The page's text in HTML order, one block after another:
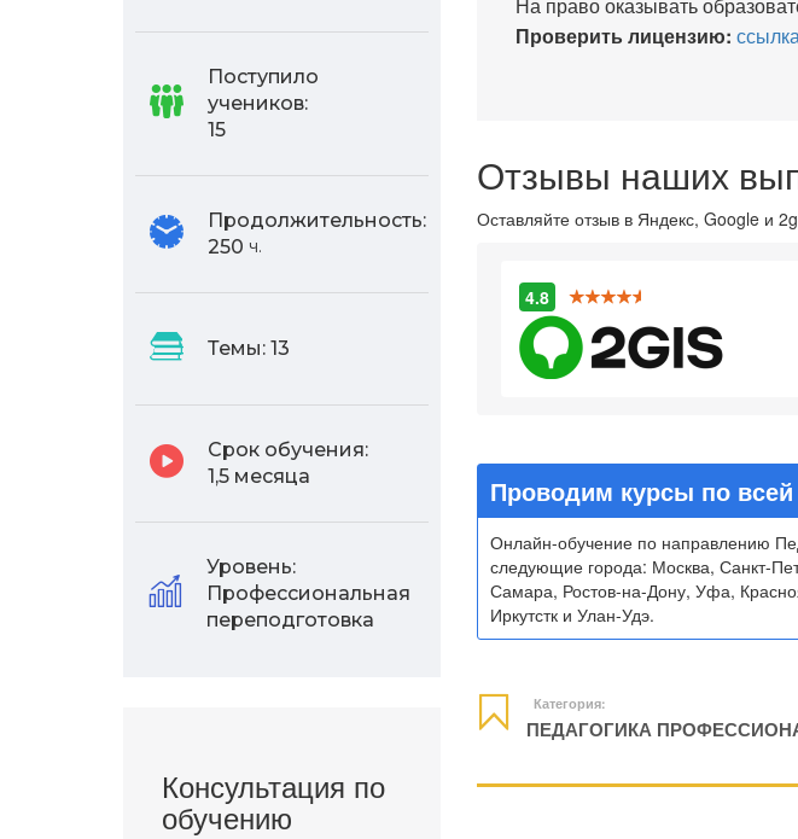
Поступило
учеников:
15
Продолжительность:
250 ч.
Темы: 13
Срок обучения:
1,5 месяца
Уровень:
Профессиональная
переподготовка
Консультация по
обучению
Проверить лицензию:
Отзывы наших
Оставляйте отзыв в Яндекс, Google и
4.8
Проводим курсы по
Онлайн-обучение по направлению
следующие города: Москва, Санкт-
Самара, Ростов-на-Дону, Уфа,
Иркутстк и Улан-Удэ.
Категория:
ПЕДАГОГИКА